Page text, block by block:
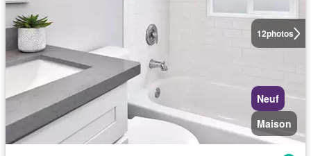
12photos
Neuf
Maison